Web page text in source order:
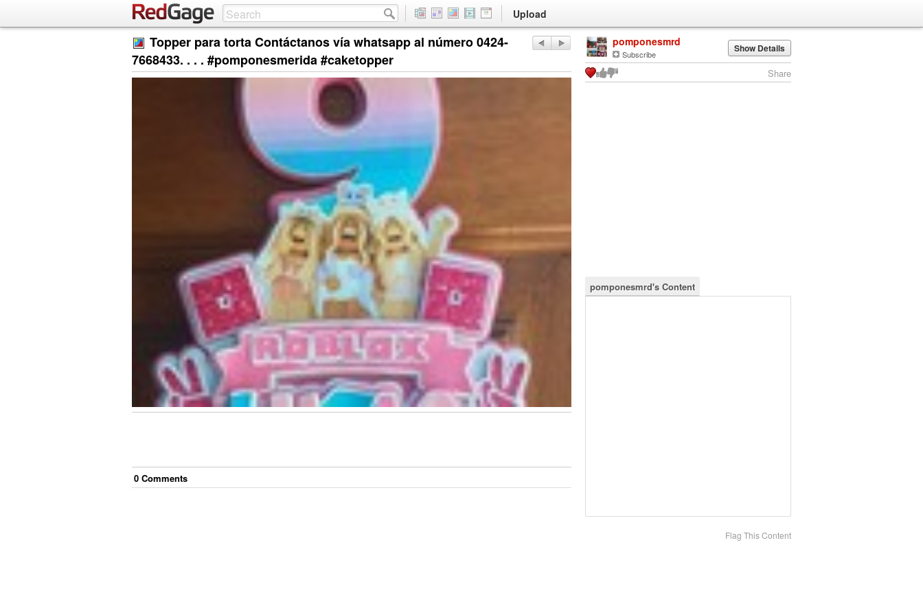
Upload
Topper para torta Contáctanos vía whatsapp al número 0424-
7668433. . . . #pomponesmerida #caketopper
0 Comments
pomponesmrd
Subscribe Show Details
Share
pomponesmrd's Content
Flag This Content